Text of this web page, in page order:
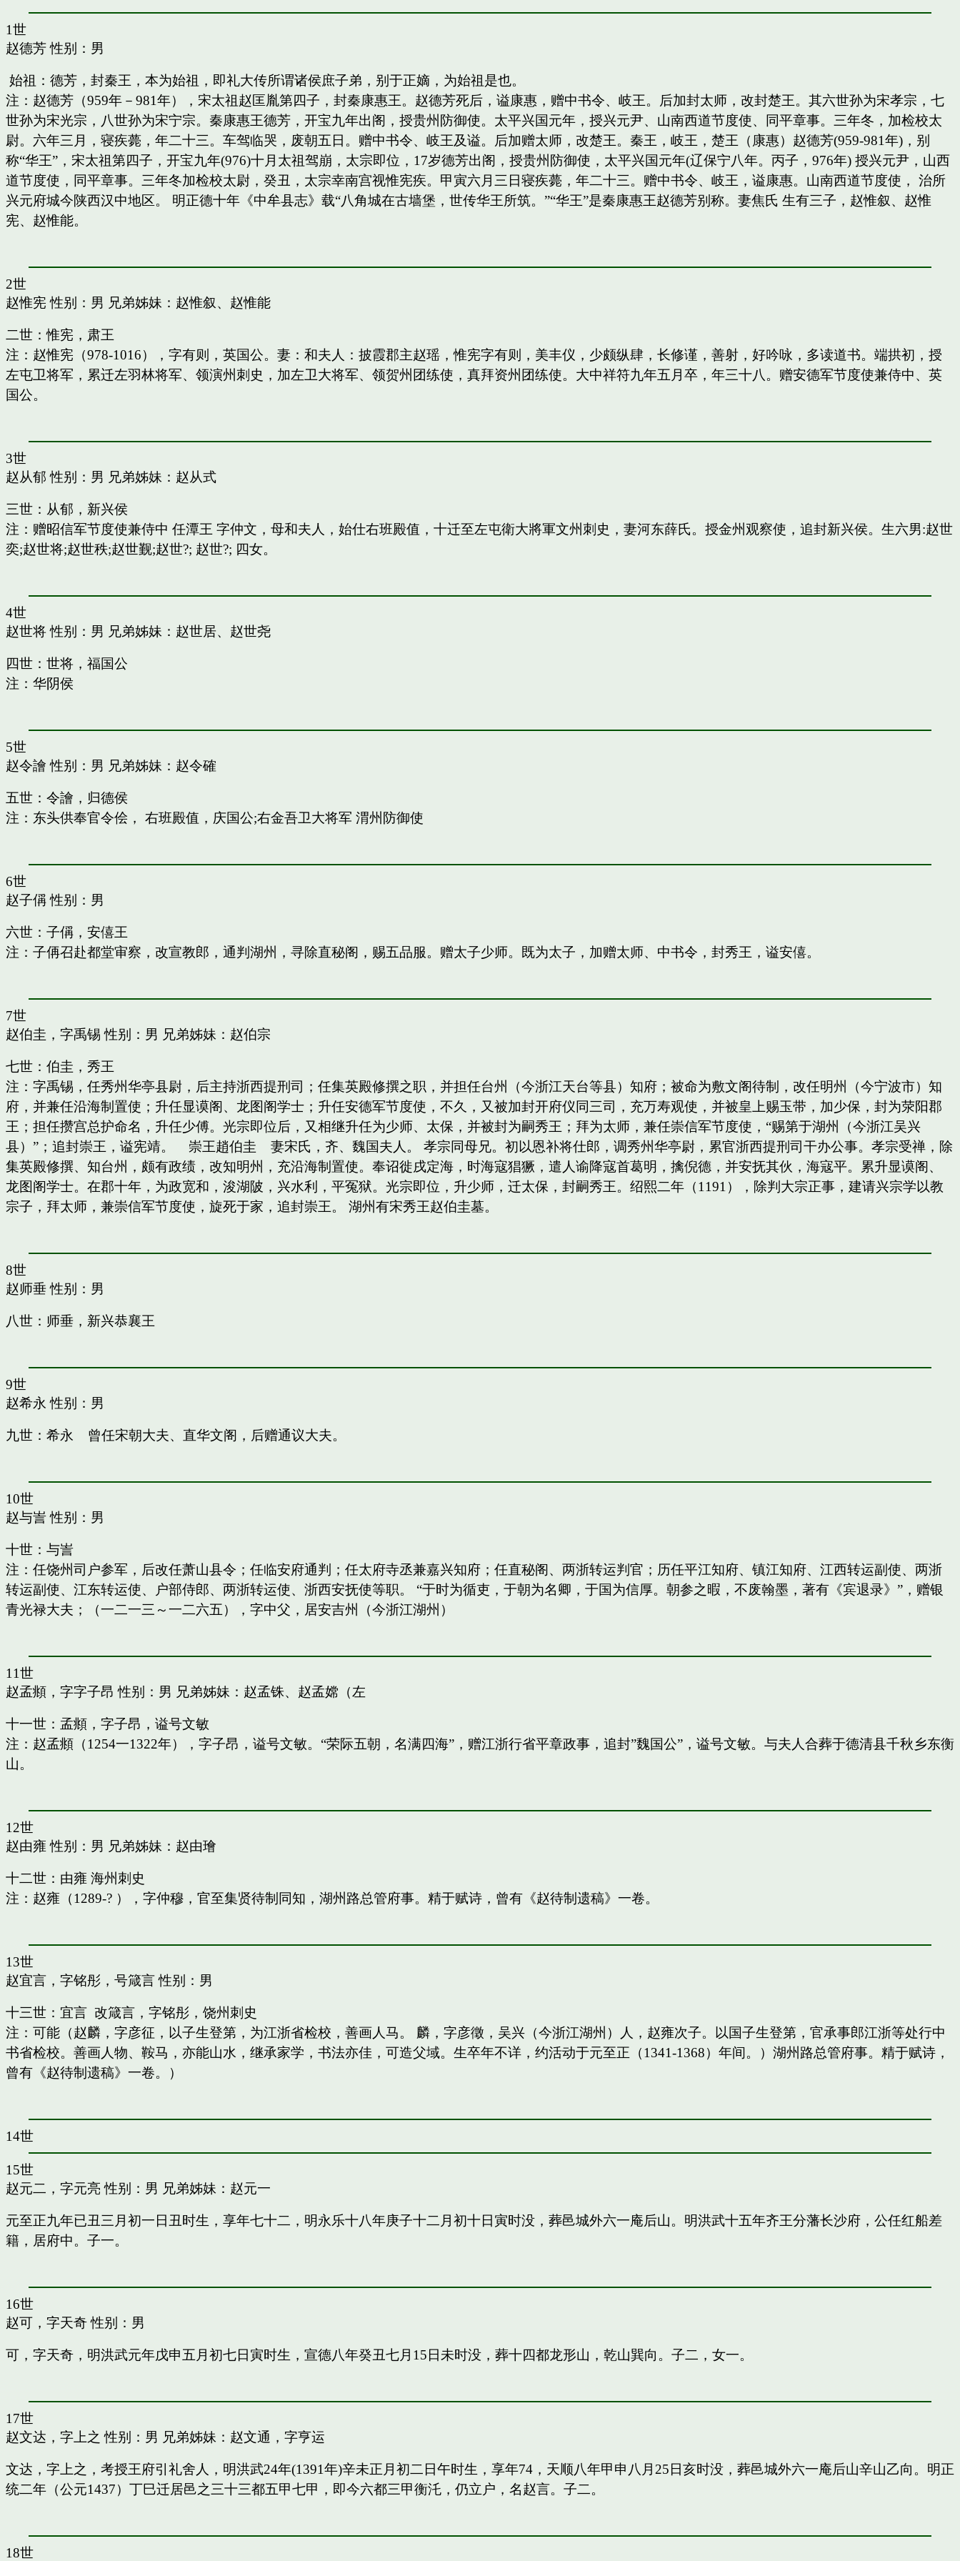
1世
赵德芳性别：男
始祖：德芳，封秦王，本为始祖，即礼大传所谓诸侯庶子弟，别于正嫡，为始祖是也。
注：赵德芳（959年－981年），宋太祖赵匡胤第四子，封秦康惠王。赵德芳死后，谥康惠，赠中书令、岐王。后加封太师，改封楚王。其六世孙为宋孝宗，七
世孙为宋光宗，八世孙为宋宁宗。秦康惠王德芳，开宝九年出阁，授贵州防御使。太平兴国元年，授兴元尹、山南西道节度使、同平章事。三年冬，加检校太
尉。六年三月，寝疾薨，年二十三。车驾临哭，废朝五日。赠中书令、岐王及谥。后加赠太师，改楚王。秦王，岐王，楚王（康惠）赵德芳(959-981年)，别
称“华王”，宋太祖第四子，开宝九年(976)十月太祖驾崩，太宗即位，17岁德芳出阁，授贵州防御使，太平兴国元年(辽保宁八年。丙子，976年) 授兴元尹，山西
道节度使，同平章事。三年冬加检校太尉，癸丑，太宗幸南宫视惟宪疾。甲寅六月三日寝疾薨，年二十三。赠中书令、岐王，谥康惠。山南西道节度使， 治所
兴元府城今陕西汉中地区。 明正德十年《中牟县志》载“八角城在古墙堡，世传华王所筑。”“华王”是秦康惠王赵德芳别称。妻焦氏 生有三子，赵惟叙、赵惟
宪、赵惟能。
2世
赵惟宪 性别：男 兄弟姊妹： 赵惟叙、 赵惟能
二世：惟宪，肃王
注：赵惟宪（978-1016），字有则，英国公。妻：和夫人：披霞郡主赵瑶，惟宪字有则，美丰仪，少颇纵肆，长修谨，善射，好吟咏，多读道书。端拱初，授
左屯卫将军，累迁左羽林将军、领演州刺史，加左卫大将军、领贺州团练使，真拜资州团练使。大中祥符九年五月卒，年三十八。赠安德军节度使兼侍中、英
国公。
3世
赵从郁 性别：男 兄弟姊妹： 赵从式
三世：从郁，新兴侯
注：赠昭信军节度使兼侍中 任潭王 字仲文，母和夫人，始仕右班殿值，十迁至左屯衛大將軍文州刺史，妻河东薛氏。授金州观察使，追封新兴侯。生六男:赵世
奕;赵世将;赵世秩;赵世觐;赵世?; 赵世?; 四女。
4世
赵世将性别：男 兄弟姊妹： 赵世居、 赵世尧
四世：世将，福国公
注：华阴侯
5世
赵令譮 性别：男 兄弟姊妹： 赵令確
五世：令譮，归德侯
注：东头供奉官令侩， 右班殿值，庆国公;右金吾卫大将军 渭州防御使
6世
赵子偁性别：男
六世：子偁，安僖王
注：子侢召赴都堂审察，改宣教郎，通判湖州，寻除直秘阁，赐五品服。赠太子少师。既为太子，加赠太师、中书令，封秀王，谥安僖。
7世
赵伯圭，字禹锡 性别：男 兄弟姊妹： 赵伯宗
七世：伯圭，秀王
注：字禹锡，任秀州华亭县尉，后主持浙西提刑司；任集英殿修撰之职，并担任台州（今浙江天台等县）知府；被命为敷文阁待制，改任明州（今宁波市）知
府，并兼任沿海制置使；升任显谟阁、龙图阁学士；升任安德军节度使，不久，又被加封开府仪同三司，充万寿观使，并被皇上赐玉带，加少保，封为荥阳郡
王；担任攒宫总护命名，升任少傅。光宗即位后，又相继升任为少师、太保，并被封为嗣秀王；拜为太师，兼任崇信军节度使，“赐第于湖州（今浙江吴兴
县）”；追封崇王，谥宪靖。 崇王趙伯圭 妻宋氏，齐、魏国夫人。 孝宗同母兄。初以恩补将仕郎，调秀州华亭尉，累官浙西提刑司干办公事。孝宗受禅，除
集英殿修撰、知台州，颇有政绩，改知明州，充沿海制置使。奉诏徙戌定海，时海寇猖獗，遣人谕降寇首葛明，擒倪德，并安抚其伙，海寇平。累升显谟阁、
龙图阁学士。在郡十年，为政宽和，浚湖陂，兴水利，平冤狱。光宗即位，升少师，迁太保，封嗣秀王。绍熙二年（1191），除判大宗正事，建请兴宗学以教
宗子，拜太师，兼崇信军节度使，旋死于家，追封崇王。 湖州有宋秀王赵伯圭墓。
8世
赵师垂性别：男
八世：师垂，新兴恭襄王
9世
赵希永 性别：男
九世：希永 曾任宋朝大夫、直华文阁，后赠通议大夫。
10世
赵与訔性别：男
十世：与訔
注：任饶州司户参军，后改任萧山县令；任临安府通判；任太府寺丞兼嘉兴知府；任直秘阁、两浙转运判官；历任平江知府、镇江知府、江西转运副使、两浙
转运副使、江东转运使、户部侍郎、两浙转运使、浙西安抚使等职。 “于时为循吏，于朝为名卿，于国为信厚。朝参之暇，不废翰墨，著有《宾退录》”，赠银
青光禄大夫；（一二一三～一二六五），字中父，居安吉州（今浙江湖州）
11世
赵孟頫，字字子昂 性别：男 兄弟姊妹： 赵孟铢、 赵孟嫦（左
十一世：孟頫，字子昂，谥号文敏
注：赵孟頫（1254一1322年），字子昂，谥号文敏。“荣际五朝，名满四海”，赠江浙行省平章政事，追封”魏国公”，谥号文敏。与夫人合葬于德清县千秋乡东衡
山。
12世
赵由雍 性别：男 兄弟姊妹： 赵由璯
十二世：由雍 海州刺史
注：赵雍（1289-? ），字仲穆，官至集贤待制同知，湖州路总管府事。精于赋诗，曾有《赵待制遗稿》一卷。
13世
赵宜言，字铭彤，号箴言性别：男
十三世：宜言 改箴言，字铭彤，饶州刺史
注：可能（赵麟，字彦征，以子生登第，为江浙省检校，善画人马。 麟，字彦徵，吴兴（今浙江湖州）人，赵雍次子。以国子生登第，官承事郎江浙等处行中
书省检校。善画人物、鞍马，亦能山水，继承家学，书法亦佳，可造父域。生卒年不详，约活动于元至正（1341-1368）年间。）湖州路总管府事。精于赋诗，
曾有《赵待制遗稿》一卷。）
14世
15世
赵元二，字元亮 性别：男 兄弟姊妹： 赵元一
元至正九年已丑三月初一日丑时生，享年七十二，明永乐十八年庚子十二月初十日寅时没，葬邑城外六一庵后山。明洪武十五年齐王分藩长沙府，公任红船差
籍，居府中。子一。
16世
赵可，字天奇性别：男
可，字天奇，明洪武元年戊申五月初七日寅时生，宣德八年癸丑七月15日未时没，葬十四都龙形山，乾山巽向。子二，女一。
17世
赵文达，字上之 性别：男 兄弟姊妹： 赵文通，字亨运
文达，字上之，考授王府引礼舍人，明洪武24年(1391年)辛未正月初二日午时生，享年74，天顺八年甲申八月25日亥时没，葬邑城外六一庵后山辛山乙向。明正
统二年（公元1437）丁巳迁居邑之三十三都五甲七甲，即今六都三甲衡汑，仍立户，名赵言。子二。
18世